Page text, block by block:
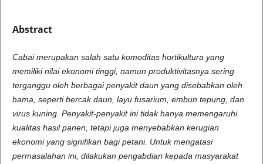
Abstract
Cabai merupakan salah satu komoditas hortikultura yang
memiliki nilai ekonomi tinggi, namun produktivitasnya sering
terganggu oleh berbagai penyakit daun yang disebabkan oleh
hama, seperti bercak daun, layu fusarium, embun tepung, dan
virus kuning. Penyakit-penyakit ini tidak hanya memengaruhi
kualitas hasil panen, tetapi juga menyebabkan kerugian
ekonomi yang signifikan bagi petani. Untuk mengatasi
permasalahan ini, dilakukan pengabdian kepada masyarakat